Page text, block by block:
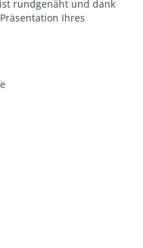
rundgenäht und dank
Ihres